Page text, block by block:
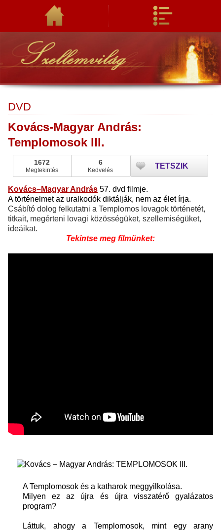
DVD
Kovács-Magyar András:
Templomosok III.
1672
Megtekintés
6
Kedvelés TETSZIK
Kovács–Magyar András 57. dvd filmje.
A történelmet az uralkodók diktálják, nem az élet írja.
Csábító dolog felkutatni a Templomos lovagok történetét,
titkait, megérteni lovagi közösségüket, szellemiségüket,
ideáikat.
Tekintse meg filmünket:
A Templomosok és a katharok meggyilkolása.
Milyen ez az újra és újra visszatérő gyalázatos
program?
Láttuk, ahogy a Templomosok, mint egy arany